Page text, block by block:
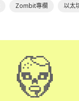
Zombit專欄 以太